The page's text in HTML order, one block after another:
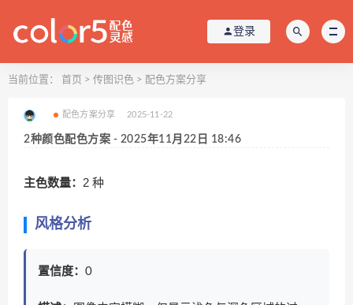
登录
当前位置： 首页 > 传图识色 > 配色方案分享
配色方案分享 2025-11-22
2种颜色配色方案 - 2025年11月22日 18:46
主色数量： 2 种
风格分析
置信度： 0